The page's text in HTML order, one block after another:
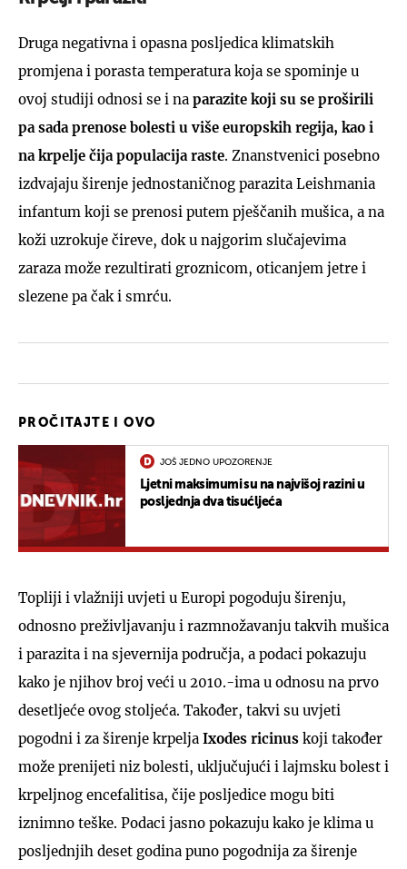
Druga negativna i opasna posljedica klimatskih
promjena i porasta temperatura koja se spominje u
ovoj studiji odnosi se i na parazite koji su se proširili
pa sada prenose bolesti u više europskih regija, kao i
na krpelje čija populacija raste. Znanstvenici posebno
izdvajaju širenje jednostaničnog parazita Leishmania
infantum koji se prenosi putem pješčanih mušica, a na
koži uzrokuje čireve, dok u najgorim slučajevima
zaraza može rezultirati groznicom, oticanjem jetre i
slezene pa čak i smrću.
PROČITAJTE I OVO
JOŠ JEDNO UPOZORENJE
Ljetni maksimumi su na najvišoj razini u
posljednja dva tisućljeća
Topliji i vlažniji uvjeti u Europi pogoduju širenju,
odnosno preživljavanju i razmnožavanju takvih mušica
i parazita i na sjevernija područja, a podaci pokazuju
kako je njihov broj veći u 2010.-ima u odnosu na prvo
desetljeće ovog stoljeća. Također, takvi su uvjeti
pogodni i za širenje krpelja Ixodes ricinus koji također
može prenijeti niz bolesti, uključujući i lajmsku bolest i
krpeljnog encefalitisa, čije posljedice mogu biti
iznimno teške. Podaci jasno pokazuju kako je klima u
posljednjih deset godina puno pogodnija za širenje